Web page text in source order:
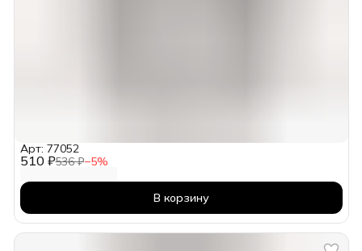
510 ₽536 ₽−5%
Арт: 77052
В корзину